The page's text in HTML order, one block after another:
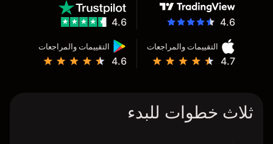
4.6
التقييمات والمراجعات
4.7
التقييمات والمراجعات
4.6
4.6
ثلاث خطوات للبدء